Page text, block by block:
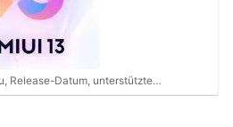
Release-Datum, unterstützte…